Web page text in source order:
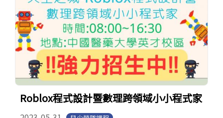
Roblox程式設計暨數理跨領域小小程式家